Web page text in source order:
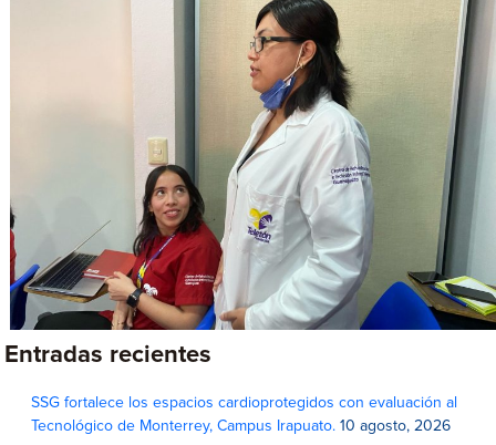
Entradas recientes
SSG fortalece los espacios cardioprotegidos con evaluación al
Tecnológico de Monterrey, Campus Irapuato. 10 agosto, 2026